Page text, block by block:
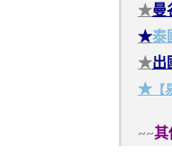
★曼
★泰
★出
★
~~其